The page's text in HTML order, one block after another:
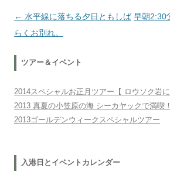
投稿ナビゲーション
← 水平線に落ちる夕日ともしば
らくお別れ。
早朝2:30
ツアー＆イベント
2014スペシャルお正月ツアー【 ロウソク岩に
2013 真夏の小笠原の海 シーカヤックで満喫
2013ゴールデンウィークスペシャルツアー
入港日とイベントカレンダー